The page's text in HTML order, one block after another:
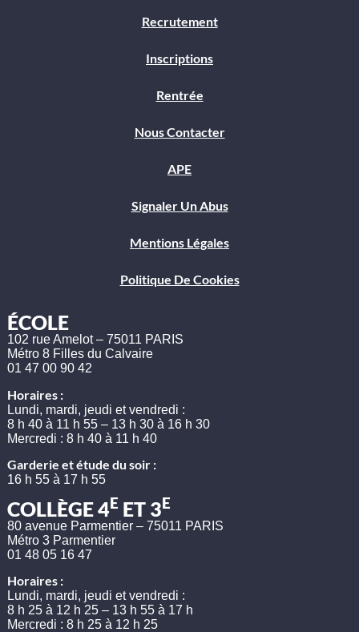
Recrutement
Inscriptions
Rentrée
Nous Contacter
APE
Signaler Un Abus
Mentions Légales
Politique De Cookies
ÉCOLE
102 rue Amelot – 75011 PARIS
Métro 8 Filles du Calvaire
01 47 00 90 42
Horaires :
Lundi, mardi, jeudi et vendredi :
8 h 40 à 11 h 55 – 13 h 30 à 16 h 30
Mercredi : 8 h 40 à 11 h 40
Garderie et étude du soir :
16 h 55 à 17 h 55
COLLÈGE 4E ET 3E
80 avenue Parmentier – 75011 PARIS
Métro 3 Parmentier
01 48 05 16 47
Horaires :
Lundi, mardi, jeudi et vendredi :
8 h 25 à 12 h 25 – 13 h 55 à 17 h
Mercredi : 8 h 25 à 12 h 25